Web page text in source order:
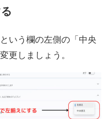
いう欄の左側の「中央
更しましょう。